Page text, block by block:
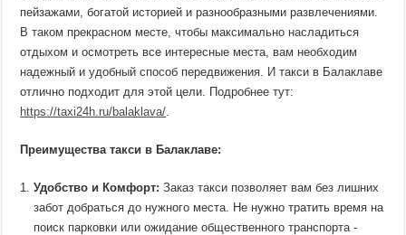
пейзажами, богатой историей и разнообразными развлечениями.
В таком прекрасном месте, чтобы максимально насладиться
отдыхом и осмотреть все интересные места, вам необходим
надежный и удобный способ передвижения. И такси в Балаклаве
отлично подходит для этой цели. Подробнее тут:
https://taxi24h.ru/balaklava/.
Преимущества такси в Балаклаве:
Удобство и Комфорт: Заказ такси позволяет вам без лишних
забот добраться до нужного места. Не нужно тратить время на
поиск парковки или ожидание общественного транспорта -